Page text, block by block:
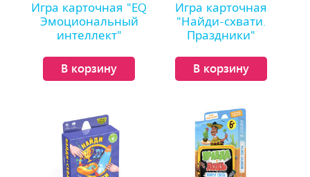
Игра карточная "ЕQ
Эмоциональный
интеллект"
В корзину
Игра карточная
"Найди-схвати.
Праздники"
В корзину